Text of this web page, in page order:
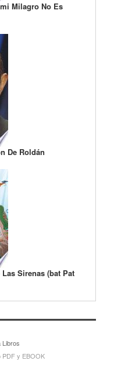
Milagro No Es
De Roldán
Las Sirenas (bat Pat
Libros
PDF y EBOOK